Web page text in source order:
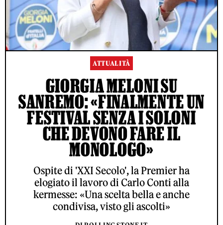
ATTUALITÀ
GIORGIA MELONI SU
SANREMO: «FINALMENTE UN
FESTIVAL SENZA I SOLONI
CHE DEVONO FARE IL
MONOLOGO»
Ospite di 'XXI Secolo', la Premier ha
elogiato il lavoro di Carlo Conti alla
kermesse: «Una scelta bella e anche
condivisa, visto gli ascolti»